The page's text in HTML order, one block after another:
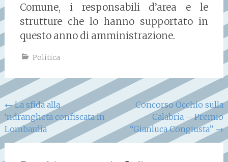
Comune, i responsabili d’area e le
strutture che lo hanno supportato in
questo anno di amministrazione.
Politica
Navigazione
articoli
←La sfida alla
‘ndrangheta confiscata in
Lombardia
Concorso Occhio sulla
Calabria – Premio
“Gianluca Congiusta” →